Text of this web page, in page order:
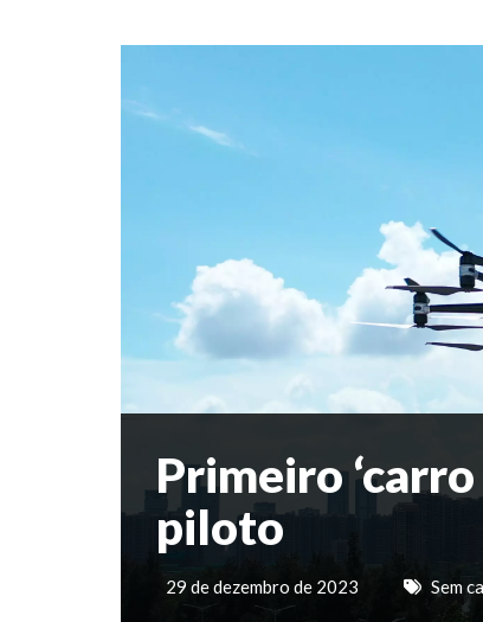
Primeiro
piloto
29 de dezembro de 2023 Sem